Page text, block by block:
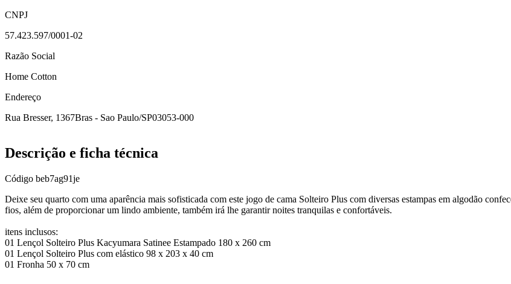
CNPJ
57.423.597/0001-02
Razão Social
Home Cotton
Endereço
Rua Bresser, 1367Bras - Sao Paulo/SP03053-000
Descrição e ficha técnica
Código beb7ag91je
Deixe seu quarto com uma aparência mais sofisticada com este jogo de cama Solteiro Plus com diversas estampas em algodão
fios, além de proporcionar um lindo ambiente, também irá lhe garantir noites tranquilas e confortáveis.
itens inclusos:
01 Lençol Solteiro Plus Kacyumara Satinee Estampado 180 x 260 cm
01 Lençol Solteiro Plus com elástico 98 x 203 x 40 cm
01 Fronha 50 x 70 cm